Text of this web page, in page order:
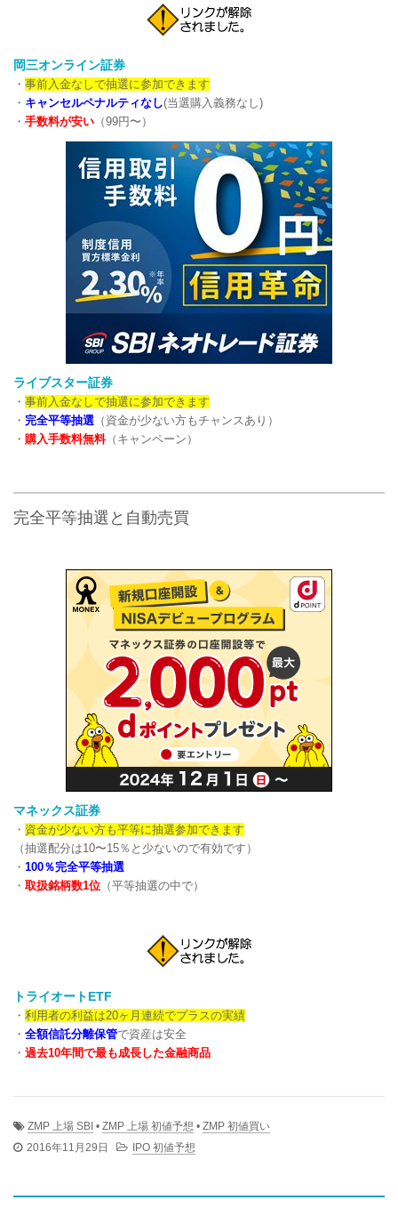
岡三オンライン証券
・ 事前入金なしで抽選に参加できます
・ キャンセルペナルティなし(当選購入義務なし)
・ 手数料が安い （99円〜）
ライブスター証券
・ 事前入金なしで抽選に参加できます
・ 完全平等抽選 （資金が少ない方もチャンスあり）
・ 購入手数料無料（キャンペーン）
完全平等抽選と自動売買
マネックス証券
・ 資金が少ない方も平等に抽選参加できます
（抽選配分は10〜15％と少ないので有効です）
・ 100％完全平等抽選
・ 取扱銘柄数1位 （平等抽選の中で）
トライオートETF
・ 利用者の利益は20ヶ月連続でプラスの実績
・ 全額信託分離保管で資産は安全
・ 過去10年間で最も成長した金融商品
ZMP 上場 SBI • ZMP 上場 初値予想 • ZMP 初値買い
2016年11月29日
IPO 初値予想